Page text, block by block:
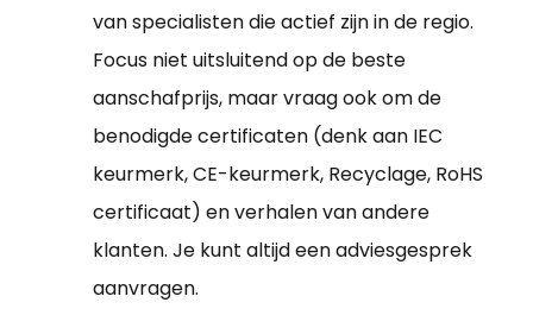
van specialisten die actief zijn in de regio.
Focus niet uitsluitend op de beste
aanschafprijs, maar vraag ook om de
benodigde certificaten (denk aan IEC
keurmerk, CE-keurmerk, Recyclage, RoHS
certificaat) en verhalen van andere
klanten. Je kunt altijd een adviesgesprek
aanvragen.